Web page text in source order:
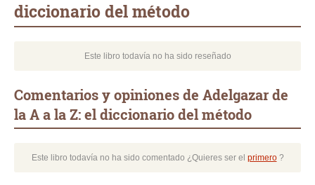
diccionario del método
Este libro todavía no ha sido reseñado
Comentarios y opiniones de Adelgazar de
la A a la Z: el diccionario del método
Este libro todavía no ha sido comentado ¿Quieres ser el primero?